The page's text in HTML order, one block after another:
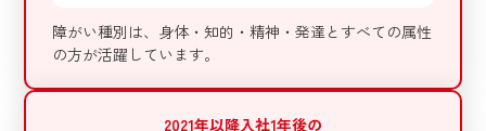
障がい種別は、身体・知的・精神・発達とすべての属性
の方が活躍しています。
2021年以降入社1年後の